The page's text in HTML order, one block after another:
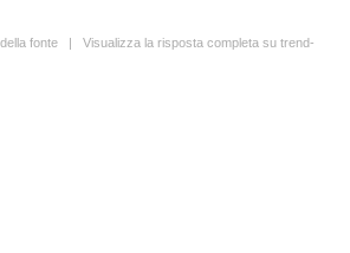
fonte | Visualizza la risposta completa su trend-